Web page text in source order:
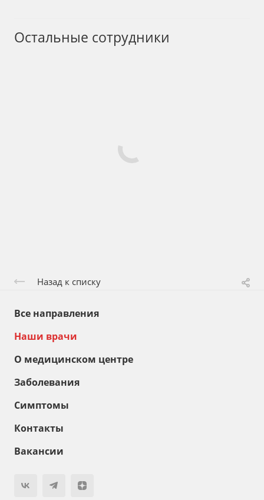
Остальные сотрудники
Назад к списку
Все направления
Наши врачи
О медицинском центре
Заболевания
Симптомы
Контакты
Вакансии